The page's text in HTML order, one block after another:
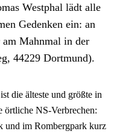
Westphal lädt alle
Gedenken ein: an
Mahnmal in der
44229 Dortmund).
die älteste und größte in
örtliche NS-Verbrechen:
und im Rombergpark kurz